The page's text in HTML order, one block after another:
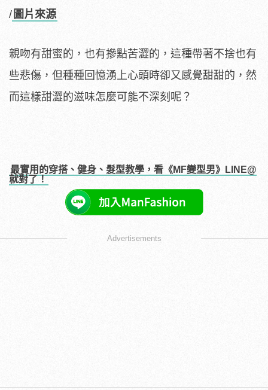
/ 圖片來源
親吻有甜蜜的，也有摻點苦澀的，這種帶著不捨也有
些悲傷，但種種回憶湧上心頭時卻又感覺甜甜的，然
而這樣甜澀的滋味怎麼可能不深刻呢？
最實用的穿搭、健身、髮型教學，看《MF變型男》LINE@
就對了！
Advertisements